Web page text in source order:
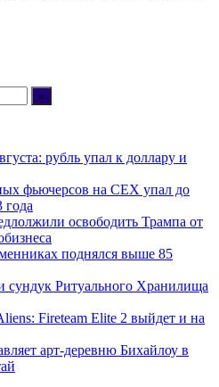
рубль упал к доллару и
фьючерсов на CEX упал до
освободить Трампа от
поднялся выше 85
сундук Ритуального Хранилища
Fireteam Elite 2 выйдет и на
арт-деревню Бихайлоу в